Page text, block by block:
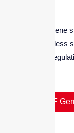
It meets hygiene
made of stainless
with food
PDF